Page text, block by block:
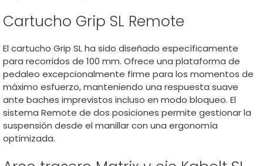
Cartucho Grip SL Remote
El cartucho Grip SL ha sido diseñado específicamente
para recorridos de 100 mm. Ofrece una plataforma de
pedaleo excepcionalmente firme para los momentos de
máximo esfuerzo, manteniendo una respuesta suave
ante baches imprevistos incluso en modo bloqueo. El
sistema Remote de dos posiciones permite gestionar la
suspensión desde el manillar con una ergonomía
optimizada.